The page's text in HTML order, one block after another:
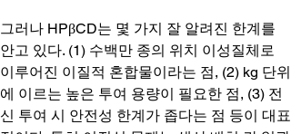
그러나 HPβCD는 몇 가지 잘 알려진 한계를
안고 있다. (1) 수백만 종의 위치 이성질체로
이루어진 이질적 혼합물이라는 점, (2) kg 단위
에 이르는 높은 투여 용량이 필요한 점, (3) 전
신 투여 시 안전성 한계가 좁다는 점 등이 대표